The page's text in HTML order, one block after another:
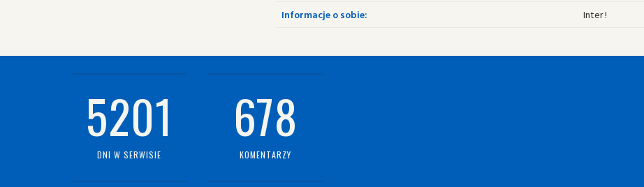
Informacje o sobie:
Inter !
5201
DNI W SERWISIE
678
KOMENTARZY